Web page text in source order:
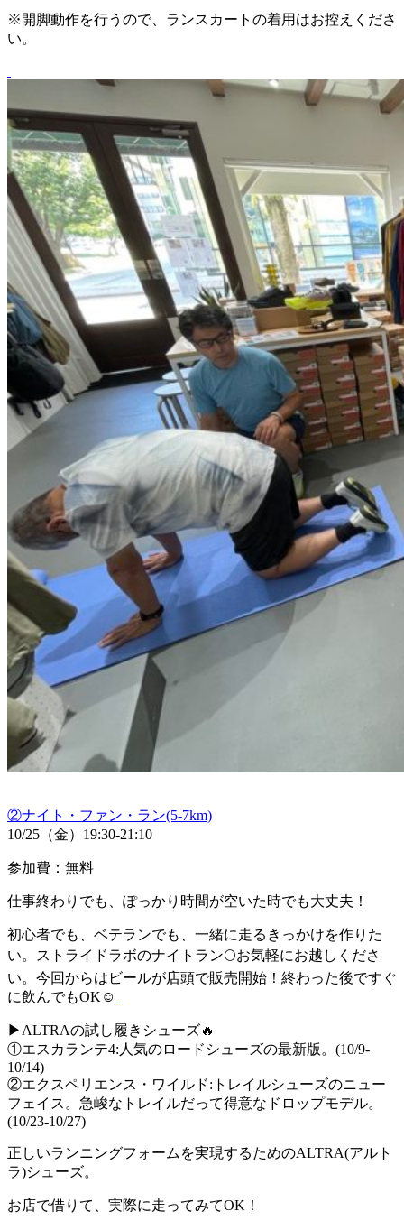
※開脚動作を行うので、ランスカートの着用はお控えくださ
い。
②ナイト・ファン・ラン(5-7km)
10/25（金）19:30-21:10
参加費：無料
仕事終わりでも、ぽっかり時間が空いた時でも大丈夫！
初心者でも、ベテランでも、一緒に走るきっかけを作りた
い。ストライドラボのナイトラン🌕お気軽にお越しくださ
い。今回からはビールが店頭で販売開始！終わった後ですぐ
に飲んでもOK ☺︎
▶︎ALTRAの試し履きシューズ🔥
①エスカランテ4:人気のロードシューズの最新版。(10/9-
10/14)
②エクスペリエンス・ワイルド:トレイルシューズのニュー
フェイス。急峻なトレイルだって得意なドロップモデル。
(10/23-10/27)
正しいランニングフォームを実現するためのALTRA(アルト
ラ)シューズ。
お店で借りて、実際に走ってみてOK！